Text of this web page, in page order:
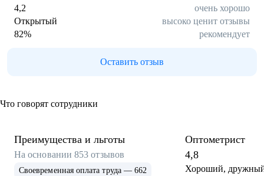
4,2
очень хорошо
Открытый
высоко ценит отзывы
82% рекомендует
Оставить отзыв
Что говорят сотрудники
Преимущества и льготы
На основании853 отзывов
Своевременная оплата труда — 662
Оптометрист
4,8
Хороший, дружный